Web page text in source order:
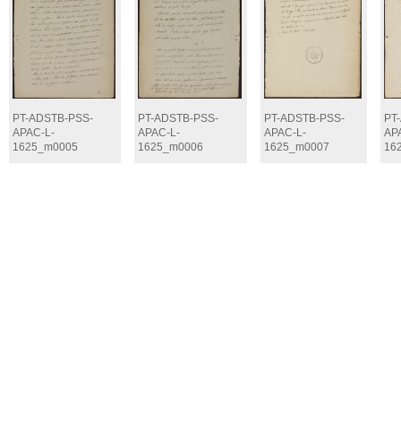
PT-ADSTB-PSS-
APAC-L-
1625_m0005
PT-ADSTB-PSS-
APAC-L-
1625_m0006
PT-ADSTB-PSS-
APAC-L-
1625_m0007